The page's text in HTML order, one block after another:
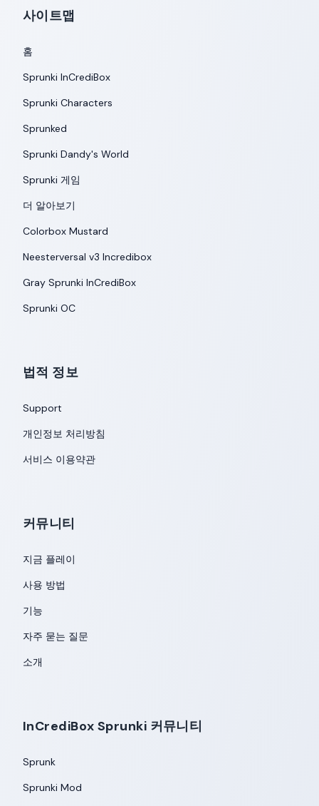
사이트맵
홈
Sprunki InCrediBox
Sprunki Characters
Sprunked
Sprunki Dandy's World
Sprunki 게임
더 알아보기
Colorbox Mustard
Neesterversal v3 Incredibox
Gray Sprunki InCrediBox
Sprunki OC
법적 정보
Support
개인정보 처리방침
서비스 이용약관
커뮤니티
지금 플레이
사용 방법
기능
자주 묻는 질문
소개
InCrediBox Sprunki 커뮤니티
Sprunk
Sprunki Mod